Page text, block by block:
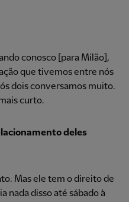
conosco [para Milão],
que tivemos entre nós
dois conversamos muito.
curto.
deles
Mas ele tem o direito de
nada disso até sábado à